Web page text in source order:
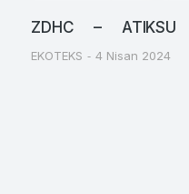
ZDHC – ATIKSU
EKOTEKS 4 Nisan 2024